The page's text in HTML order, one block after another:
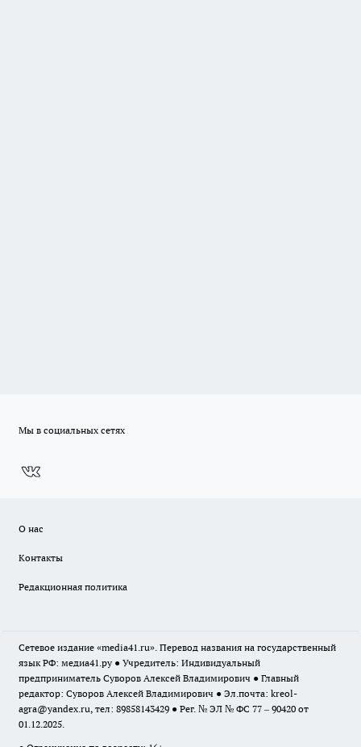
Мы в социальных сетях
О нас
Контакты
Редакционная политика
Сетевое издание «media41.ru». Перевод названия на государственный
язык РФ: медиа41.ру ● Учредитель: Индивидуальный
предприниматель Суворов Алексей Владимирович ● Главный
редактор: Суворов Алексей Владимирович ● Эл.почта: kreol-
agra@yandex.ru, тел: 89858143429 ● Рег. № ЭЛ № ФС 77 – 90420 от
01.12.2025.